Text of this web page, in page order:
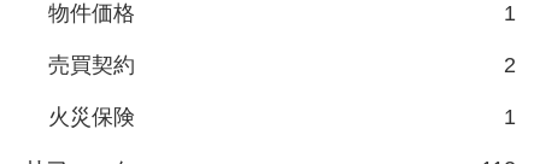
物件価格 1
売買契約 2
火災保険 1